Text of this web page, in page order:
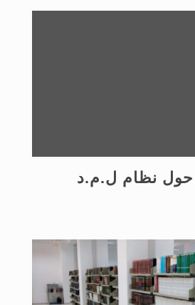
حول نظام ل.م.د